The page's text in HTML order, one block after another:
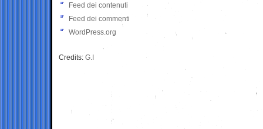
Feed dei contenuti
Feed dei commenti
WordPress.org
Credits: G.I